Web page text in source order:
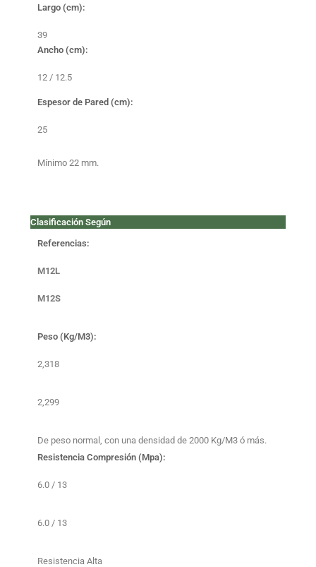
Largo (cm):
39
Ancho (cm):
12 / 12.5
Espesor de Pared (cm):
25
Mínimo 22 mm.
Clasificación Según
Referencias:
M12L
M12S
Peso (Kg/M3):
2,318
2,299
De peso normal, con una densidad de 2000 Kg/M3 ó más.
Resistencia Compresión (Mpa):
6.0 / 13
6.0 / 13
Resistencia Alta